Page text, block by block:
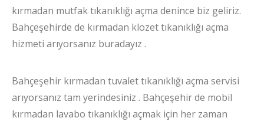
kırmadan mutfak tıkanıklığı açma denince biz geliriz.
Bahçeşehirde de kırmadan klozet tıkanıklığı açma
hizmeti arıyorsanız buradayız .
Bahçeşehir kırmadan tuvalet tıkanıklığı açma servisi
arıyorsanız tam yerindesiniz . Bahçeşehir de mobil
kırmadan lavabo tıkanıklığı açmak için her zaman